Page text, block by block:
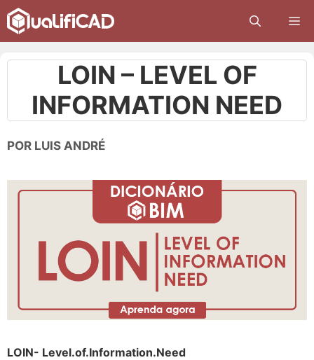
Pular
para
o
conteúdo LOIN – LEVEL OF
INFORMATION NEED
POR LUIS ANDRÉ
LOIN- Level.of.Information.Need